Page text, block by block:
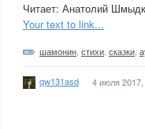
Читает: Анатолий
Your text to link...
шамонин стихи сказки
qw131asd 4 июля